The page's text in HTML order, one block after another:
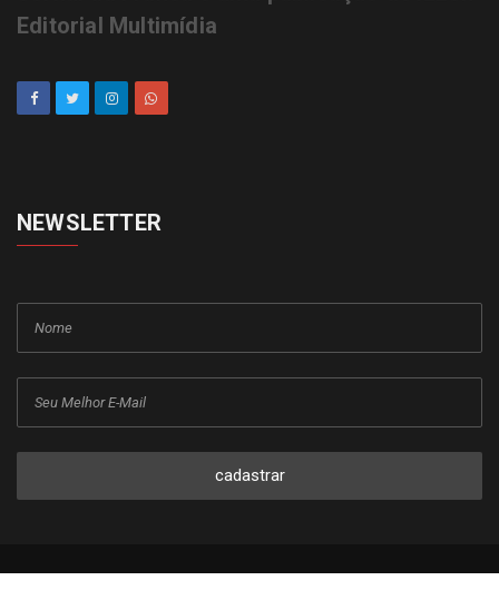
Editorial Multimídia
NEWSLETTER
cadastrar